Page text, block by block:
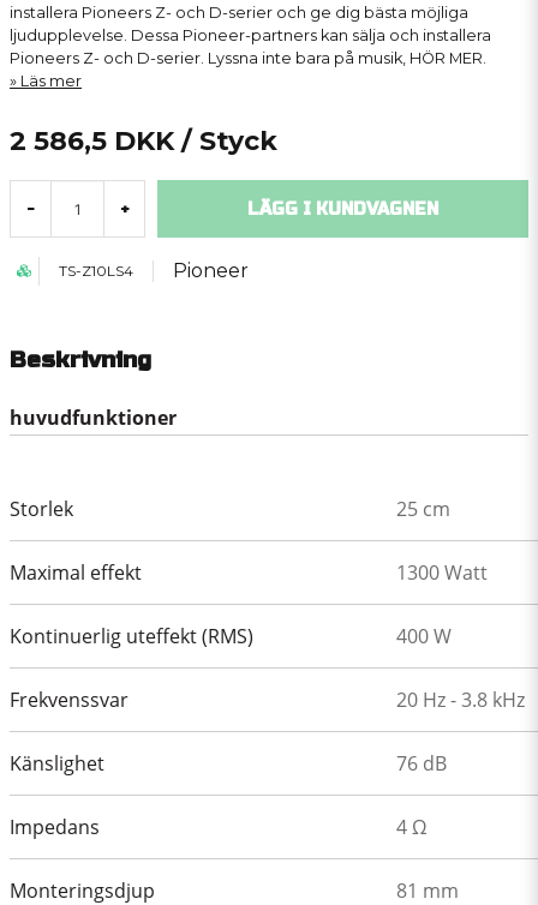
installera Pioneers Z- och D-serier och ge dig bästa möjliga
ljudupplevelse. Dessa Pioneer-partners kan sälja och installera
Pioneers Z- och D-serier. Lyssna inte bara på musik, HÖR MER.
Läs mer
2 586,5 DKK / Styck
- + LÄGG I KUNDVAGNEN
TS-Z10LS4 Pioneer
Beskrivning
huvudfunktioner
Storlek 25 cm
Maximal effekt 1300 Watt
Kontinuerlig uteffekt (RMS) 400 W
Frekvenssvar 20 Hz - 3.8 kHz
Känslighet 76 dB
Impedans 4 Ω
Monteringsdjup 81 mm